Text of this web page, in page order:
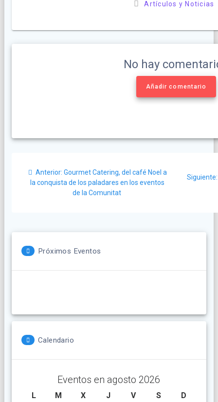
Artículos y Noticias
No hay
Añadir comentario
Anterior: Post
anterior:
Gourmet Catering, del café Noel a
la conquista de los paladares en los eventos
de la Comunitat
Siguiente:
Próximos Eventos
Calendario
Eventos en agosto 2026
LlunesM martes
X miércoles
Jjueves
Vviernes
Ssábado
D